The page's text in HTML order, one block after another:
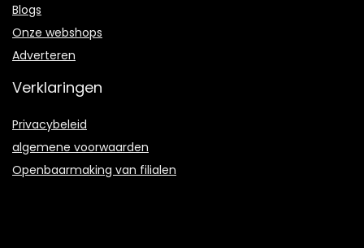
Blogs
Onze webshops
Adverteren
Verklaringen
Privacybeleid
algemene voorwaarden
Openbaarmaking van filialen